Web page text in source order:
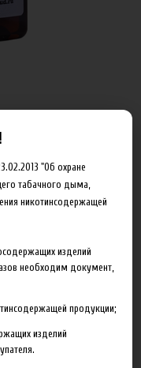
"Об охране
табачного дыма,
никотинсодержащей
изделий
необходим документ,
продукции;
изделий